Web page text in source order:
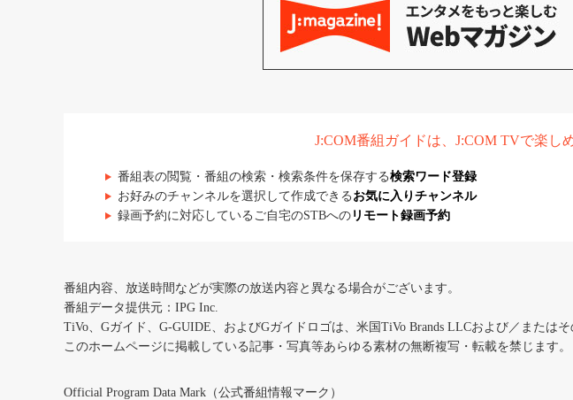
J:COM番組ガイドは、J:COM TVで楽し
番組表の閲覧・番組の検索・検索条件を保存する検索ワード登録
お好みのチャンネルを選択して作成できる お気に入りチャンネル
録画予約に対応しているご自宅のSTBへの リモート録画予約
番組内容、放送時間などが実際の放送内容と異なる場合がございます。
番組データ提供元：IPG Inc.
TiVo、Gガイド、G-GUIDE、およびGガイドロゴは、米国TiVo Brands LLCおよび／または
このホームページに掲載している記事・写真等あらゆる素材の無断複写・転載を禁じます。
Official Program Data Mark（公式番組情報マーク）